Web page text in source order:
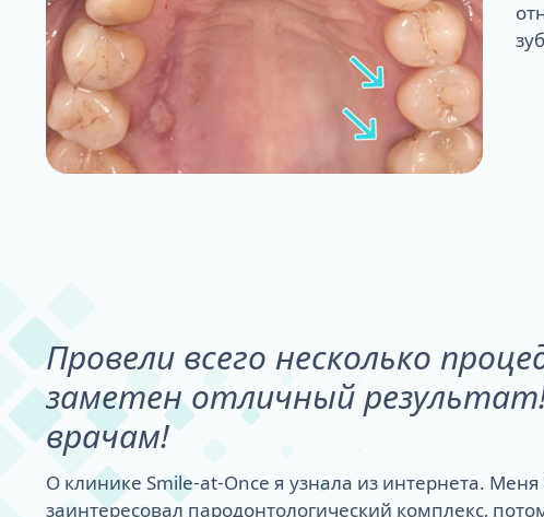
Провели всего несколько
заметен отличный
врачам!
О клинике Smile-at-Once я узнала из интернета.
заинтересовал пародонтологический комплекс,